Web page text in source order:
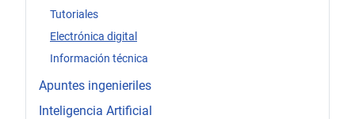
Tutoriales
Electrónica digital
Información técnica
Apuntes ingenieriles
Inteligencia Artificial